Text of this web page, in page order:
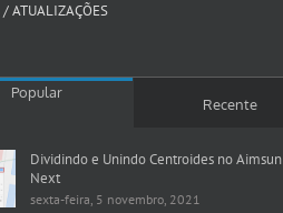
/ ATUALIZAÇÕES
Popular
Recente
Dividindo e Unindo Centroides no Aimsun
Next
sexta-feira, 5 novembro, 2021